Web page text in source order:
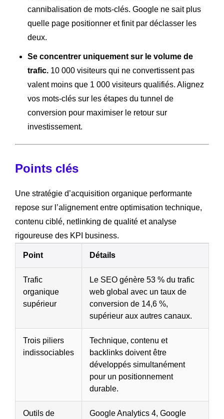
cannibalisation de mots-clés. Google ne sait plus
quelle page positionner et finit par déclasser les
deux.
Se concentrer uniquement sur le volume de
trafic. 10 000 visiteurs qui ne convertissent pas
valent moins que 1 000 visiteurs qualifiés. Alignez
vos mots-clés sur les étapes du tunnel de
conversion pour maximiser le retour sur
investissement.
Points clés
Une stratégie d’acquisition organique performante
repose sur l’alignement entre optimisation technique,
contenu ciblé, netlinking de qualité et analyse
rigoureuse des KPI business.
Point Détails
Trafic
organique
supérieur
Le SEO génère 53 % du trafic
web global avec un taux de
conversion de 14,6 %,
supérieur aux autres canaux.
Trois piliers
indissociables
Technique, contenu et
backlinks doivent être
développés simultanément
pour un positionnement
durable.
Outils de
Google Analytics 4, Google